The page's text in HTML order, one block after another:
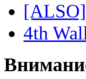
[ALSO]
4th